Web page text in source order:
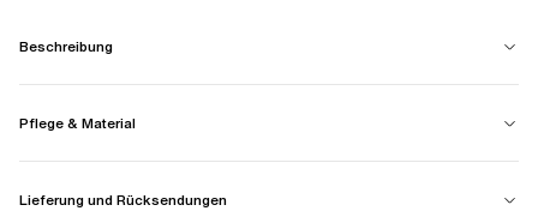
Beschreibung
Pflege & Material
Lieferung und Rücksendungen